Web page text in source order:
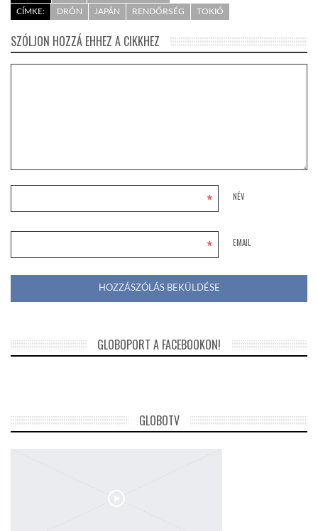
CÍMKE: DRÓN JAPÁN RENDŐRSÉG TOKIÓ
SZÓLJON HOZZÁ EHHEZ A CIKKHEZ
NÉV
*
EMAIL
*
GLOBOPORT A FACEBOOKON!
GLOBOTV